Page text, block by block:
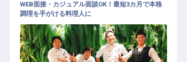
WEB面接・カジュアル面談OK！最短3カ月で本格
調理を手がける料理人に